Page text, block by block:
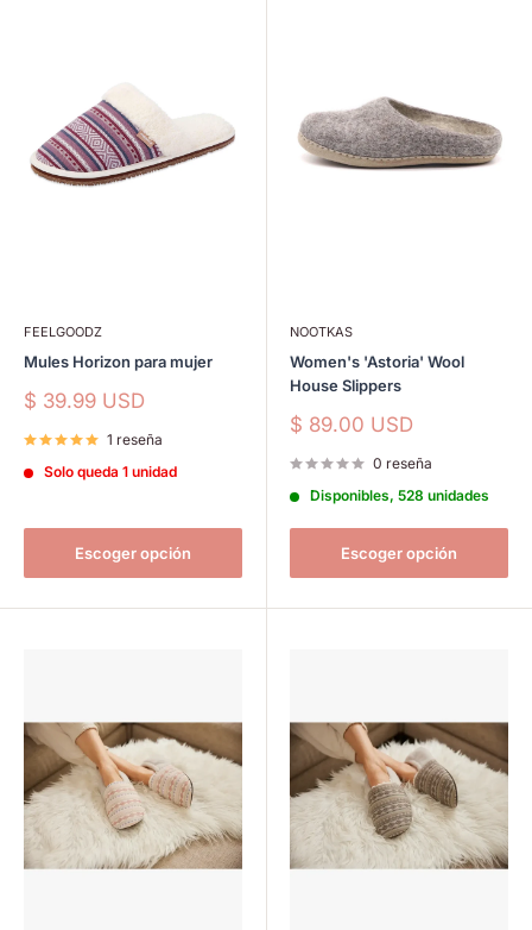
FEELGOODZ
Mules Horizon para mujer
Precio
venta
$ 39.99 USD
1 reseña
Solo queda 1 unidad
Escoger opción
NOOTKAS
Women's 'Astoria' Wool
House Slippers
Precio
venta
$ 89.00 USD
0 reseña
Disponibles, 528 unidades
Escoger opción